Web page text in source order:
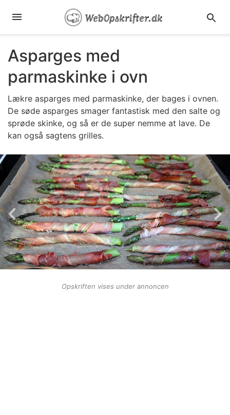
Asparges med
parmaskinke i ovn
Lækre asparges med parmaskinke, der bages i ovnen.
De søde asparges smager fantastisk med den salte og
sprøde skinke, og så er de super nemme at lave. De
kan også sagtens grilles.
Opskriften vises under annoncen